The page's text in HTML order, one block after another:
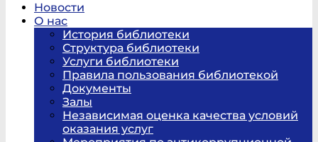
Новости
О нас
История библиотеки
Структура библиотеки
Услуги библиотеки
Правила пользования библиотекой
Документы
Залы
Независимая оценка качества условий
оказания услуг